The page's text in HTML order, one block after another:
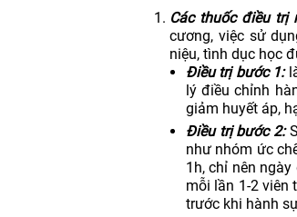
Các thuốc điều trị
cương, việc sử
niệu, tình dục học
Điều trị bước 1:
lý điều chỉnh
giảm huyết áp,
Điều trị bước 2:
như nhóm ức
1h, chỉ nên
mỗi lần 1-2 viên
trước khi hành